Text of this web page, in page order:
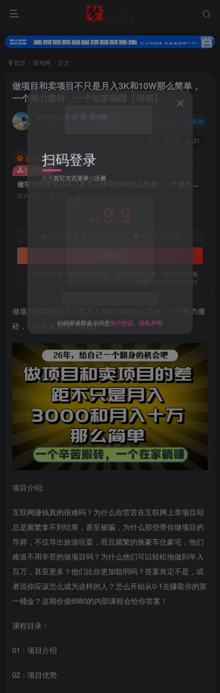
首页 冒泡网 正文
做项目和卖项目不只是月入3K和10W那么简单，
一个努力搬砖，一个在家躺賺【揭秘】
私信
21
百度已收录
做项目和卖项目不只是月入3K和10W那么简单，一个努力搬砖，一个在家躺賺【揭秘】
此内容为付费资源，请付费后查看
您当前未登录！建议登陆后购买，可保存购买订单。微信支付联系
微信：chen185599521
付费资源
做项目和卖项目不只是月入3K和10W那么简单，一个努力搬
砖，一个在家躺賺【揭秘】
项目介绍;
互联网賺钱真的很难吗？为什么你苦苦在互联网上章项目却
总是频繁拿不到结果，甚至被骗，为什么那些带你做项目的
导师，不仅导出旅游玩耍，而且频繁的换豪车住豪宅，他们
难道不用辛苦的做项目吗？为什么他们可以轻松地做到年入
百万，甚至更多？他们比你更加聪明吗？答案肯定不是，或
者说你应该怎么成为这样的人？怎么开始从0-1去賺取你的第
一桶金？这期价值6980的内部课程会给你答案！
课程目录：
01：项目介绍
02：项目优势
扫码登录
使用其它方式登录
扫码登录即表示同意用户协议 隐私声明